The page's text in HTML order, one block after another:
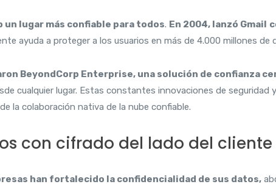
un lugar más confiable para todos. En 2004, lanzó Gmail
ayuda a proteger a los usuarios en más de 4.000 millones
BeyondCorp Enterprise, una solución de confianza
cualquier lugar. Estas constantes innovaciones de seguridad
la colaboración nativa de la nube confiable.
con cifrado del lado del cliente
han fortalecido la confidencialidad de sus datos,